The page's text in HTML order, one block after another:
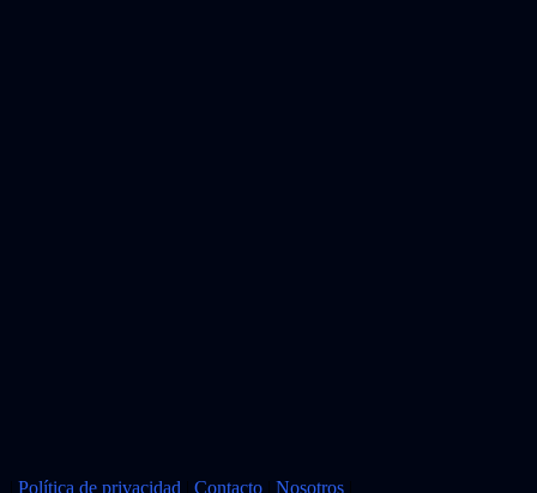
Política de privacidad Contacto Nosotros